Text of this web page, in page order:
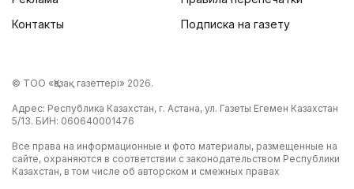
Контакты
Подписка на газету
© ТОО «Қазақ газеттері» 2026.
Адрес: Республика Казахстан, г. Астана, ул. Газеты Егемен Казахстан
5/13. БИН: 060640001476
Все права на информационные и фото материалы, размещенные на
сайте, охраняются в соответствии с законодательством Республики
Казахстан, в том числе об авторском и смежных правах